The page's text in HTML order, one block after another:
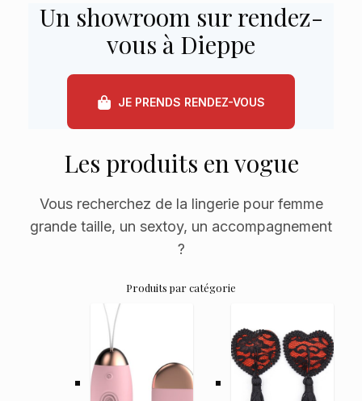
Un showroom sur rendez-
vous à Dieppe
JE PRENDS RENDEZ-VOUS
Les produits en vogue
Vous recherchez de la lingerie pour femme
grande taille, un sextoy, un accompagnement
?
Produits par catégorie